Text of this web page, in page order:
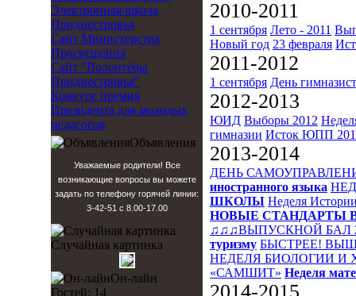
Электронная школа
Приднестровья
Сайт Министерства
Просвещения
Сайт "Волонтёры
Приднестровья"
Конкурс премия
Президента для молодых
педагогов
Объявления
Уважаемые родители! Все
возникающие вопросы вы можете
задать по телефону горячей линии:
3-42-51 с 8.00-17.00
Случайная картинка
Он-лайн
Гостей: 14
2010-2011
1 сентября Лето - 2011
Новый год 23 февраля
2011-2012
1 сентября День
2012-2013
ЮИД Выборы 2012
гимназии Исток ЮПП
2013-2014
ДЕНЬ
иностранного языка
ШКОЛЫ Неделя
НОВЫЕ СТАНДАРТЫ
♫♫♫ВЫПУСКНОЙ БАЛ
туризму БЫСТРЕЕ!
НЕДЕЛЯ БИОЛОГИИ И
«САМШИТ» Неделя